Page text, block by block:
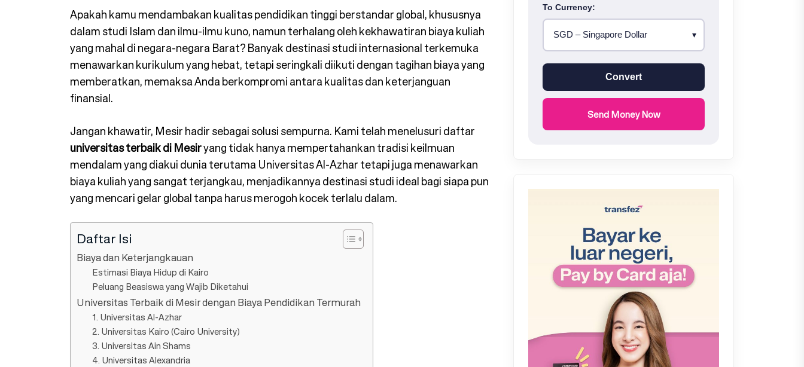
Apakah kamu mendambakan kualitas pendidikan tinggi berstandar global, khususnya
dalam studi Islam dan ilmu-ilmu kuno, namun terhalang oleh kekhawatiran biaya kuliah
yang mahal di negara-negara Barat? Banyak destinasi studi internasional terkemuka
menawarkan kurikulum yang hebat, tetapi seringkali diikuti dengan tagihan biaya yang
memberatkan, memaksa Anda berkompromi antara kualitas dan keterjanguan
finansial.
Jangan khawatir, Mesir hadir sebagai solusi sempurna. Kami telah menelusuri daftar
universitas terbaik di Mesiryang tidak hanya mempertahankan tradisi keilmuan
mendalam yang diakui dunia terutama Universitas Al-Azhar tetapi juga menawarkan
biaya kuliah yang sangat terjangkau, menjadikannya destinasi studi ideal bagi siapa pun
yang mencari gelar global tanpa harus merogoh kocek terlalu dalam.
Daftar Isi
Biaya dan Keterjangkauan
Estimasi Biaya Hidup di Kairo
Peluang Beasiswa yang Wajib Diketahui
Universitas Terbaik di Mesir dengan Biaya Pendidikan Termurah
1. Universitas Al-Azhar
2. Universitas Kairo (Cairo University)
3. Universitas Ain Shams
4. Universi⁠tas Alexan⁠dria
To Currency:
Convert
Send Money Now